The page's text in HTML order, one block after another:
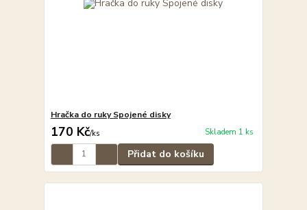
Hračka do ruky Spojené disky
170 Kč/ks Skladem 1 ks
Přidat do košíku